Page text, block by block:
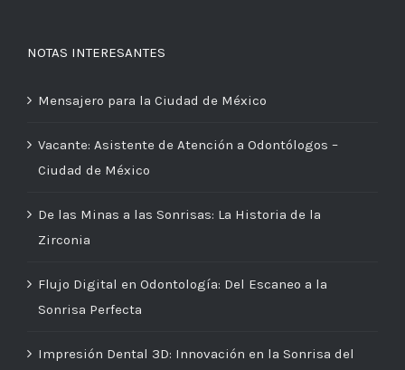
NOTAS INTERESANTES
Mensajero para la Ciudad de México
Vacante: Asistente de Atención a Odontólogos –
Ciudad de México
De las Minas a las Sonrisas: La Historia de la
Zirconia
Flujo Digital en Odontología: Del Escaneo a la
Sonrisa Perfecta
Impresión Dental 3D: Innovación en la Sonrisa del